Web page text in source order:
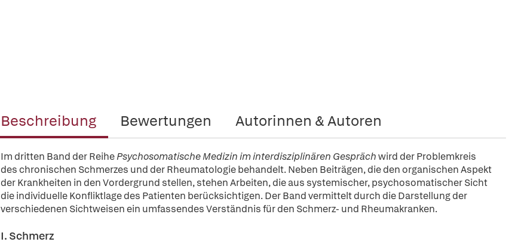
Beschreibung Bewertungen Autorinnen & Autoren
Im dritten Band der ReihePsychosomatische Medizin iminterdisziplinären Gesprächwird der Problemkreis
des chronischen Schmerzes und der Rheumatologie behandelt. Neben Beiträgen, die den organischen Aspekt
der Krankheiten in den Vordergrund stellen, stehen Arbeiten, die aus systemischer, psychosomatischer Sicht
die individuelle Konfliktlage des Patienten berücksichtigen. Der Band vermittelt durch die Darstellung der
verschiedenen Sichtweisen ein umfassendes Verständnis für den Schmerz- und Rheumakranken.
I. Schmerz